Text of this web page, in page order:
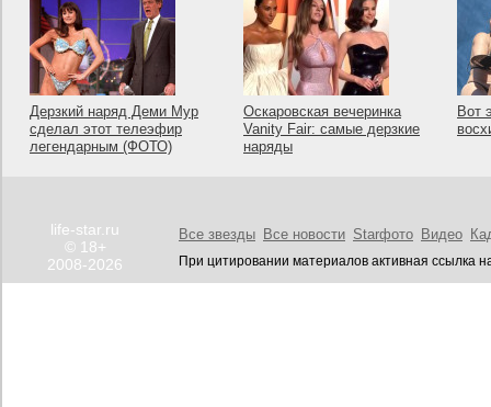
Дерзкий наряд Деми Мур
сделал этот телеэфир
легендарным (ФОТО)
Оскаровская вечеринка
Vanity Fair: самые дерзкие
наряды
Вот
life-star.ru
© 18+
2008-2026
Все звезды Все новости Starфото Видео
При цитировании материалов активная ссылка